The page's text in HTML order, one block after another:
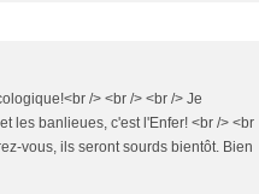
/> <br /> <br /> Je
les banlieues, c'est l'Enfer! <br /> <br
vous, ils seront sourds bientôt. Bien